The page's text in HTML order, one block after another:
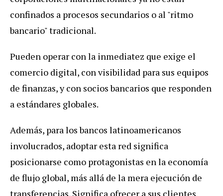
confinados a procesos secundarios o al "ritmo
bancario" tradicional.
Pueden operar con la inmediatez que exige el
comercio digital, con visibilidad para sus equipos
de finanzas, y con socios bancarios que responden
a estándares globales.
Además, para los bancos latinoamericanos
involucrados, adoptar esta red significa
posicionarse como protagonistas en la economía
de flujo global, más allá de la mera ejecución de